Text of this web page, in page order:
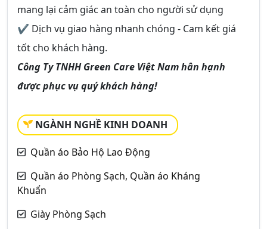
mang lại cảm giác an toàn cho người sử dụng
✔ Dịch vụ giao hàng nhanh chóng - Cam kết giá
tốt cho khách hàng.
Công Ty TNHH Green Care Việt Nam hân hạnh
được phục vụ quý khách hàng!
NGÀNH NGHỀ KINH DOANH
Quần áo Bảo Hộ Lao Động
Quần áo Phòng Sạch, Quần áo Kháng
Khuẩn
Giày Phòng Sạch